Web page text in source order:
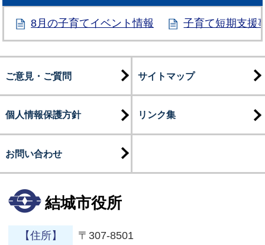
8月の子育てイベント情報 子育て短期支援
ご意見・ご質問 サイトマップ
個人情報保護方針 リンク集
お問い合わせ
結城市役所
【住所】
〒307-8501